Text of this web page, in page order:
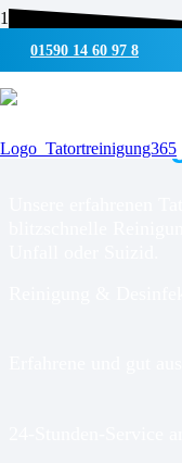
01590 14 60 97 8